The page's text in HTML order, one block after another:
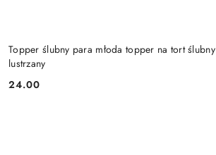
Topper ślubny para młoda topper na tort
lustrzany
Cena:
24.00